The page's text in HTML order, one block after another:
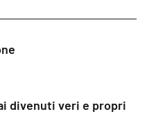
divenuti veri e propri